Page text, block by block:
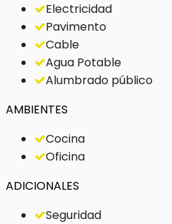
Electricidad
Pavimento
Cable
Agua Potable
Alumbrado público
AMBIENTES
Cocina
Oficina
ADICIONALES
Seguridad